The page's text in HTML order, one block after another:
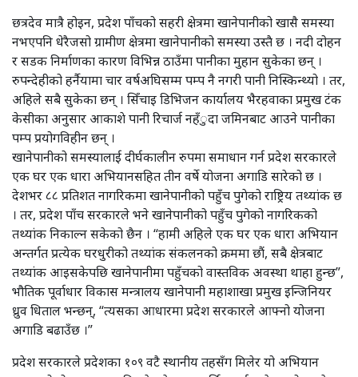
छत्रदेव मात्रै होइन, प्रदेश पाँचको सहरी क्षेत्रमा खानेपानीको खासै समस्या
नभएपनि धेरैजसो ग्रामीण क्षेत्रमा खानेपानीको समस्या उस्तै छ । नदी दोहन
र सडक निर्माणका कारण विभिन्न ठाउँमा पानीका मुहान सुकेका छन् ।
रुपन्देहीको हर्नैयामा चार वर्षअघिसम्म पम्प नै नगरी पानी निस्किन्थ्यो । तर,
अहिले सबै सुकेका छन् । सिँचाइ डिभिजन कार्यालय भैरहवाका प्रमुख टंक
केसीका अनुसार आकाशे पानी रिचार्ज नहँुदा जमिनबाट आउने पानीका
पम्प प्रयोगविहीन छन् ।
खानेपानीको समस्यालाई दीर्घकालीन रुपमा समाधान गर्न प्रदेश सरकारले
एक घर एक धारा अभियानसहित तीन वर्षे योजना अगाडि सारेको छ ।
देशभर ८८ प्रतिशत नागरिकमा खानेपानीको पहुँच पुगेको राष्ट्रिय तथ्यांक छ
। तर, प्रदेश पाँच सरकारले भने खानेपानीको पहुँच पुगेको नागरिकको
तथ्यांक निकाल्न सकेको छैन । “हामी अहिले एक घर एक धारा अभियान
अन्तर्गत प्रत्येक घरधुरीको तथ्यांक संकलनको क्रममा छौं, सबै क्षेत्रबाट
तथ्यांक आइसकेपछि खानेपानीमा पहुँचको वास्तविक अवस्था थाहा हुन्छ”,
भौतिक पूर्वाधार विकास मन्त्रालय खानेपानी महाशाखा प्रमुख इन्जिनियर
ध्रुव धिताल भन्छन्, “त्यसका आधारमा प्रदेश सरकारले आफ्नो योजना
अगाडि बढाउँछ ।”
प्रदेश सरकारले प्रदेशका १०९ वटै स्थानीय तहसँग मिलेर यो अभियान